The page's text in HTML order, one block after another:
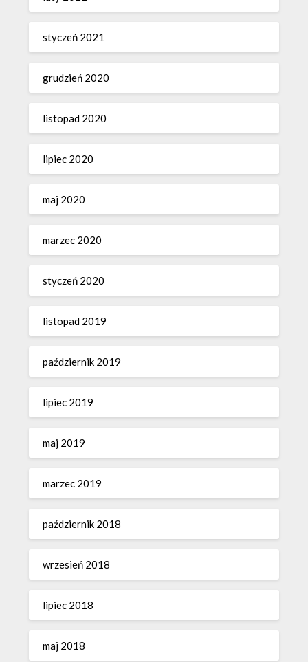
styczeń 2021
grudzień 2020
listopad 2020
lipiec 2020
maj 2020
marzec 2020
styczeń 2020
listopad 2019
październik 2019
lipiec 2019
maj 2019
marzec 2019
październik 2018
wrzesień 2018
lipiec 2018
maj 2018